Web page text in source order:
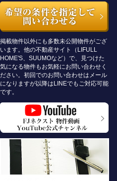
掲載物件以外にも多数未公開物件がござ
います。他の不動産サイト（LIFULL
HOME'S、SUUMOなど）で、見つけた
気になる物件もお気軽にお問い合わせく
ださい。初回でのお問い合わせはメール
になりますが以降はLINEでもご対応可能
です。